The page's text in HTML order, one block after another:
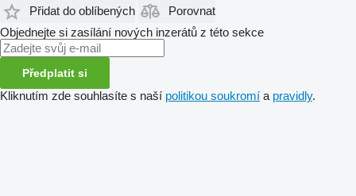
Přidat do oblíbených
Porovnat
Objednejte si zasílání nových inzerátů z této sekce
Předplatit si
Kliknutím zde souhlasíte s naší politikou soukromí a pravidly.